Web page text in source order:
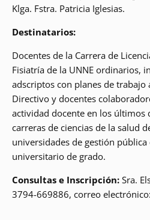
Klga. Fstra. Patricia Iglesias.
Destinatarios:
Docentes de la Carrera de
Fisiatría de la UNNE ordinarios,
adscriptos con planes de trabajo
Directivo y docentes
actividad docente en los últimos
carreras de ciencias de la salud
universidades de gestión
universitario de grado.
Consultas e Inscripción: Sra.
3794-669886, correo